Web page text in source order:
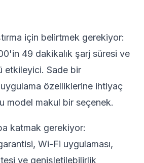
için belirtmek gerekiyor:
49 dakikalık şarj süresi ve
etkileyici. Sade bir
uygulama özelliklerine ihtiyaç
model makul bir seçenek.
katmak gerekiyor:
Wi-Fi uygulaması,
ve genişletilebilirlik